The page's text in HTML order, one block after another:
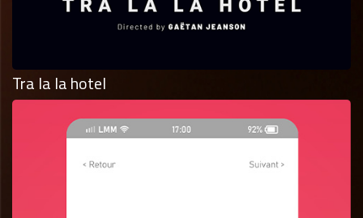
Tra la la hotel